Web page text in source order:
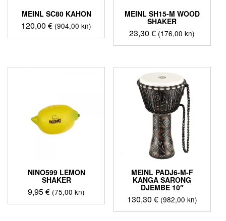
MEINL SC80 KAHON
120,00€ (904,00 kn)
MEINL SH15-M WOOD
SHAKER
23,30€ (176,00 kn)
NINO599 LEMON
SHAKER
9,95€ (75,00 kn)
MEINL PADJ6-M-F
KANGA SARONG
DJEMBE 10″
130,30 € (982,00 kn)